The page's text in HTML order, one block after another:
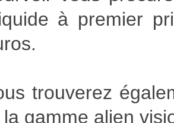
à premier
trouverez
la gamme alien